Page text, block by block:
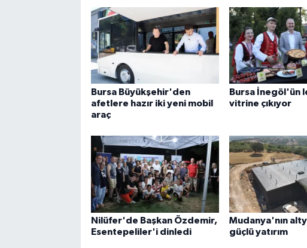
Bursa Büyükşehir'den
afetlere hazır iki yeni mobil
araç
Bursa İnegöl'ün
vitrine çıkıyor
Nilüfer'de Başkan Özdemir,
Esentepeliler'i dinledi
Mudanya'nın
güçlü yatırım